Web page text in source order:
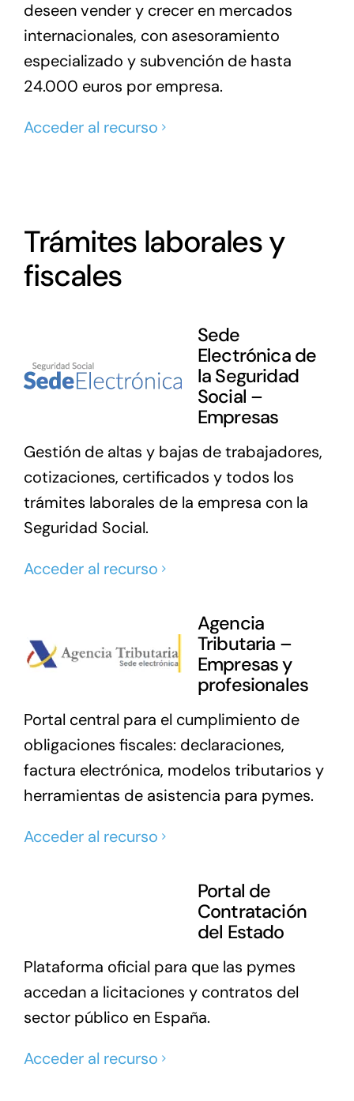
deseen vender y crecer en mercados
internacionales, con asesoramiento
especializado y subvención de hasta
24.000 euros por empresa.
Acceder al recurso
Trámites laborales y
fiscales
Sede
Electrónica de
la Seguridad
Social –
Empresas
Gestión de altas y bajas de trabajadores,
cotizaciones, certificados y todos los
trámites laborales de la empresa con la
Seguridad Social.
Acceder al recurso
Agencia
Tributaria –
Empresas y
profesionales
Portal central para el cumplimiento de
obligaciones fiscales: declaraciones,
factura electrónica, modelos tributarios y
herramientas de asistencia para pymes.
Acceder al recurso
Portal de
Contratación
del Estado
Plataforma oficial para que las pymes
accedan a licitaciones y contratos del
sector público en España.
Acceder al recurso